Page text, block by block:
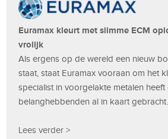
Euramax kleurt met slimme ECM
vrolijk
Als ergens op de wereld een nieuw
staat, staat Euramax vooraan om het
specialist in voorgelakte metalen
belanghebbenden al in kaart gebracht.
Lees verder >